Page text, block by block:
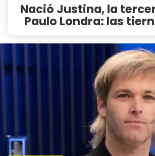
Nació Justina, la
Paulo Londra: las